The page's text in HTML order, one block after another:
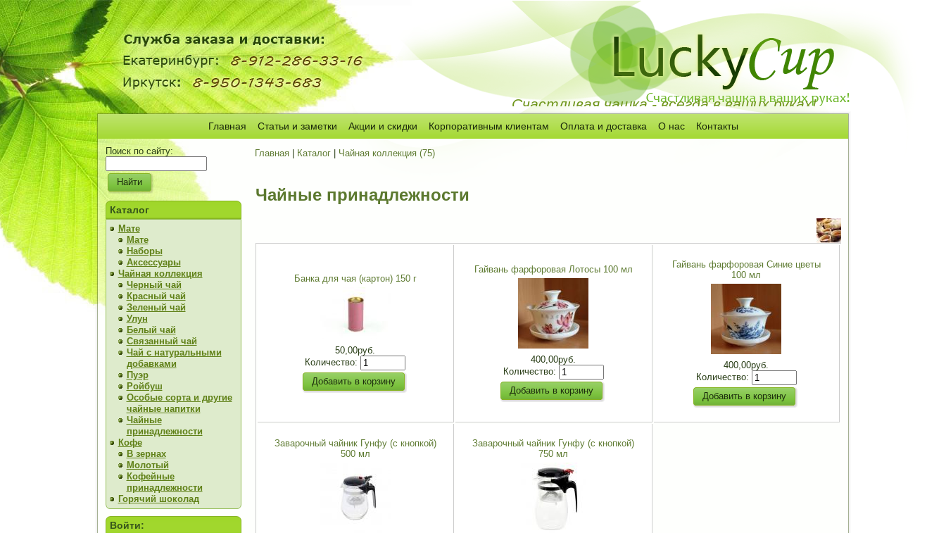
Счастливая чашка - всегда в ваших руках!
Главная Статьи и заметки Акции и скидки Корпоративным клиентам Оплата и доставка О нас Контакты
Поиск по сайту:
Каталог
Мате
Мате
Наборы
Аксессуары
Чайная коллекция
Черный чай
Красный чай
Зеленый чай
Улун
Белый чай
Связанный чай
Чай с натуральными
добавками
Пуэр
Ройбуш
Особые сорта и другие
чайные напитки
Чайные
принадлежности
Кофе
В зернах
Молотый
Кофейные
принадлежности
Горячий шоколад
Войти:
Главная| Каталог| Чайная коллекция (75)
Чайные принадлежности
Банка для чая (картон) 150 г
50,00руб.
Количество:
Гайвань фарфоровая Лотосы 100 мл
400,00руб.
Количество:
Гайвань фарфоровая Синие цветы
100 мл
400,00руб.
Количество:
Заварочный чайник Гунфу (с кнопкой)
500 мл
Заварочный чайник Гунфу (с кнопкой)
750 мл